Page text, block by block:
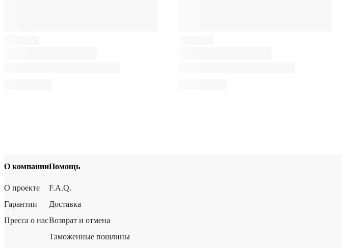
О компании
О проекте
Гарантии
Пресса о нас
Помощь
F.A.Q.
Доставка
Возврат и отмена
Таможенные пошлины